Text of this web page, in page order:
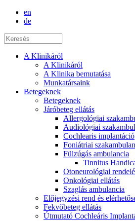
en
de
A Klinikáról
A Klinikáról
A Klinika bemutatása
Munkatársaink
Betegeknek
Betegeknek
Járóbeteg ellátás
Allergológiai
Audiológiai
Cochlearis implantáció
Foniátriai
Fülzúgás ambulancia
Tinnitus
Otoneurológiai
Onkológiai ellátás
Szaglás ambulancia
Előjegyzési rend és
Fekvőbeteg ellátás
Útmutató Cochleáris